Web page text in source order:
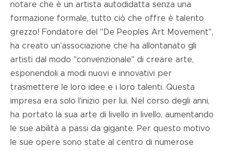
notare che è un artista autodidatta senza una
formazione formale, tutto ciò che offre è talento
grezzo! Fondatore del "De Peoples Art Movement",
ha creato un'associazione che ha allontanato gli
artisti dal modo "convenzionale" di creare arte,
esponendoli a modi nuovi e innovativi per
trasmettere le loro idee e i loro talenti. Questa
impresa era solo l'inizio per lui. Nel corso degli anni,
ha portato la sua arte di livello in livello, aumentando
le sue abilità a passi da gigante. Per questo motivo
le sue opere sono state al centro di numerose